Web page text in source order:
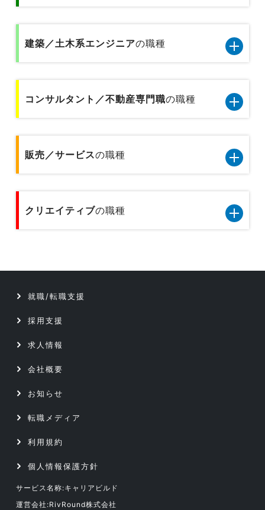
金融業界の代理店営業
金融業界の法人営業
経営企画／事業企画
貿易／国際業務
広報／PR／IR
広告宣伝
企画事務
貿易事務
総務事務／法務事務／知財事務／広報事務
データベース／セキュリティエンジニア
Webエンジニア
プリセールス
ITコンサルタント
モノづくり系エンジニア5職種のデータです
品質管理／品質保証（モノづくり系)
機械設計／金型設計／光学設計
建築／土木系エンジニアの職種
建築／土木系エンジニア6職種のデータです
プラントエンジニア
設備保全／保守／設備メンテナンス
技術開発／部材開発／解析／調査
コンサルタント／不動産専門職の職種
コンサルタント／不動産専門職2職種のデータで
す
コンサルタント
販売／サービスの職種
販売／サービス10職種のデータです
テクニカルサポート／ヘルプデスク
Webエンジニア
プリセールス
クリエイティブの職種
テクニカルサポート／ヘルプデスク
データベース／セキュリティエンジニア
アプリケーションエンジニア
Webエンジニア
ITコンサルタント
就職/転職支援
採用支援
求人情報
会社概要
お知らせ
転職メディア
利用規約
個人情報保護方針
サービス名称:キャリアビルド
運営会社:RivRound株式会社